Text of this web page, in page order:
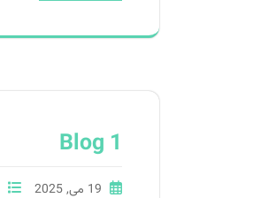
Blog 1
19 می, 2025